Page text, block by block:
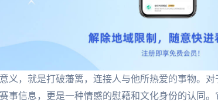
义，就是打破藩篱，连接人与他所热爱的事物。
事信息，更是一种情感的慰藉和文化身份的认同